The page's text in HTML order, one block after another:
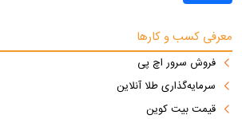
معرفی کسب و کارها
فروش سرور اچ پی
سرمایه‌گذاری طلا آنلاین
قیمت بیت کوین